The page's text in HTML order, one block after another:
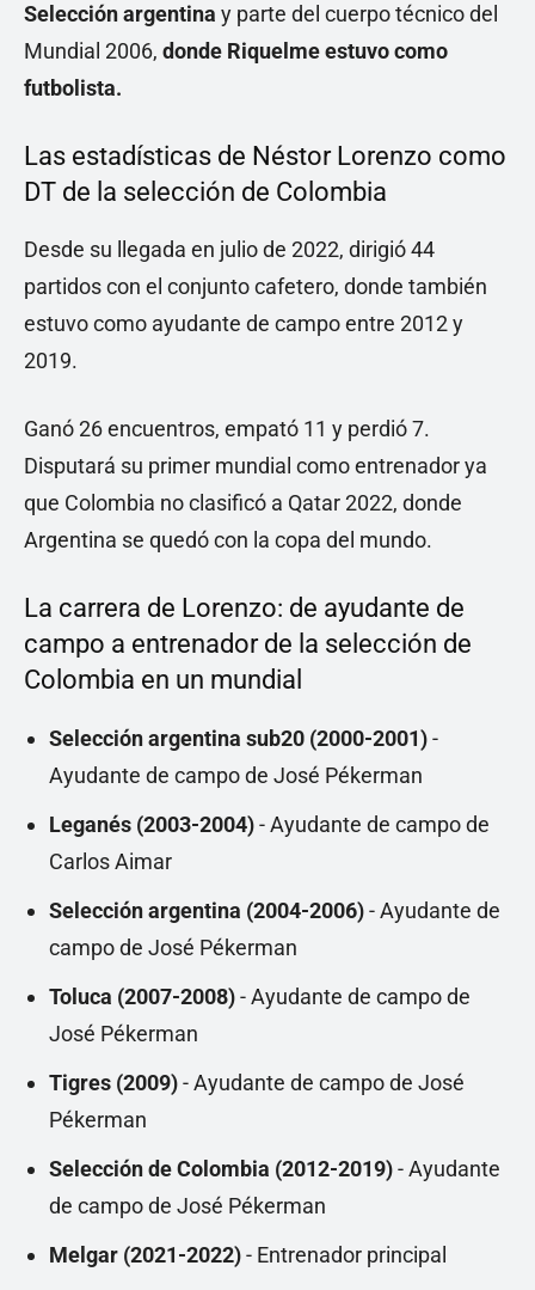
Selección argentina y parte del cuerpo técnico del
Mundial 2006, donde Riquelme estuvo como
futbolista.
Las estadísticas de Néstor Lorenzo como
DT de la selección de Colombia
Desde su llegada en julio de 2022, dirigió 44
partidos con el conjunto cafetero, donde también
estuvo como ayudante de campo entre 2012 y
2019.
Ganó 26 encuentros, empató 11 y perdió 7.
Disputará su primer mundial como entrenador ya
que Colombia no clasificó a Qatar 2022, donde
Argentina se quedó con la copa del mundo.
La carrera de Lorenzo: de ayudante de
campo a entrenador de la selección de
Colombia en un mundial
Selección argentina sub20 (2000-2001)-
Ayudante de campo de José Pékerman
Leganés (2003-2004)- Ayudante de campo de
Carlos Aimar
Selección argentina (2004-2006)- Ayudante de
campo de José Pékerman
Toluca (2007-2008)- Ayudante de campo de
José Pékerman
Tigres (2009)- Ayudante de campo de José
Pékerman
Selección de Colombia (2012-2019)- Ayudante
de campo de José Pékerman
Melgar (2021-2022)- Entrenador principal